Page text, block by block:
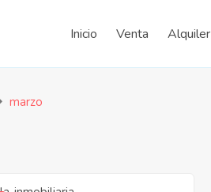
Inicio Venta Alquiler
marzo